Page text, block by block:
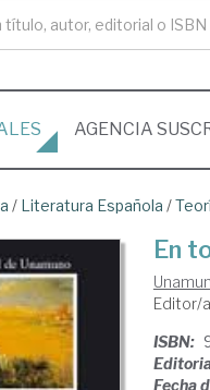
AGENCIA
/ Literatura Española /
En
Editor/a
ISBN:
Fecha